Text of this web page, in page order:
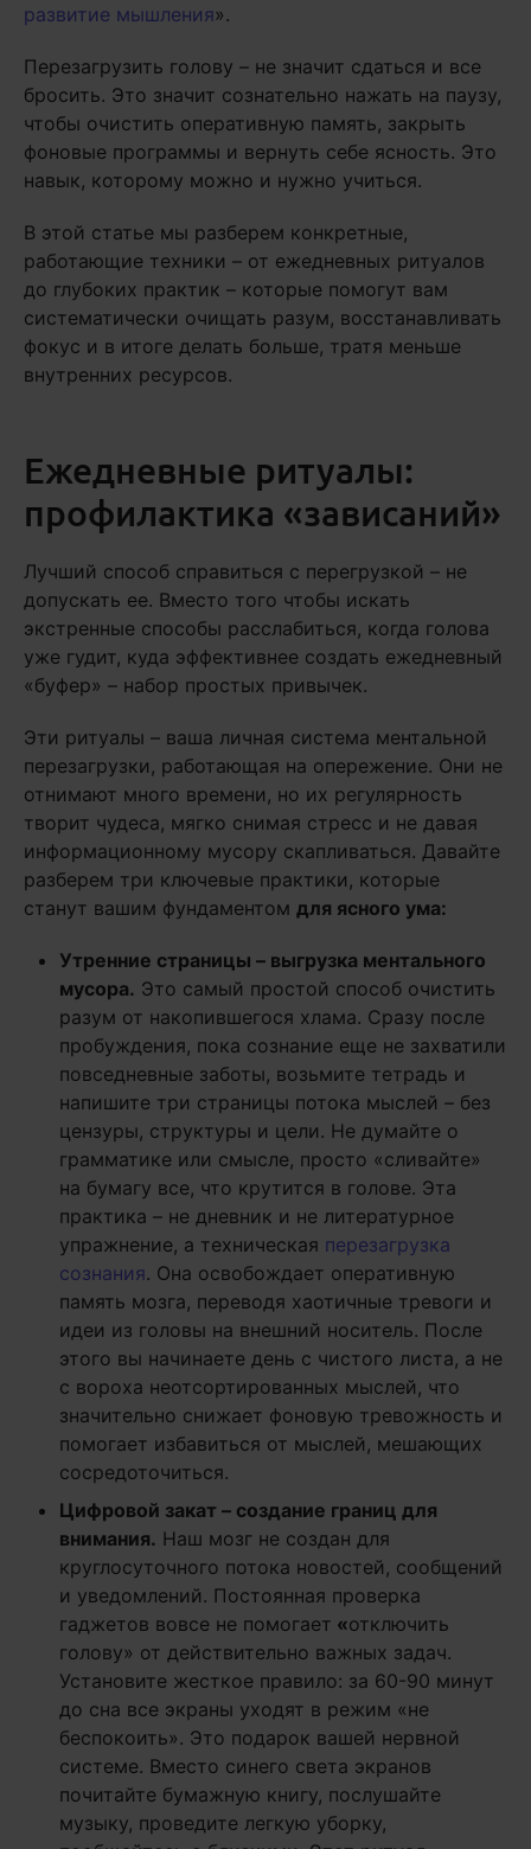
развитие мышления».
Перезагрузить голову – не значит сдаться и все
бросить. Это значит сознательно нажать на паузу,
чтобы очистить оперативную память, закрыть
фоновые программы и вернуть себе ясность. Это
навык, которому можно и нужно учиться.
В этой статье мы разберем конкретные,
работающие техники – от ежедневных ритуалов
до глубоких практик – которые помогут вам
систематически очищать разум, восстанавливать
фокус и в итоге делать больше, тратя меньше
внутренних ресурсов.
Ежедневные ритуалы:
профилактика «зависаний»
Лучший способ справиться с перегрузкой – не
допускать ее. Вместо того чтобы искать
экстренные способы расслабиться, когда голова
уже гудит, куда эффективнее создать ежедневный
«буфер» – набор простых привычек.
Эти ритуалы – ваша личная система ментальной
перезагрузки, работающая на опережение. Они не
отнимают много времени, но их регулярность
творит чудеса, мягко снимая стресс и не давая
информационному мусору скапливаться. Давайте
разберем три ключевые практики, которые
станут вашим фундаментом для ясного ума:
Утренние страницы – выгрузка ментального
мусора. Это самый простой способ очистить
разум от накопившегося хлама. Сразу после
пробуждения, пока сознание еще не захватили
повседневные заботы, возьмите тетрадь и
напишите три страницы потока мыслей – без
цензуры, структуры и цели. Не думайте о
грамматике или смысле, просто «сливайте»
на бумагу все, что крутится в голове. Эта
практика – не дневник и не литературное
упражнение, а техническая перезагрузка
сознания. Она освобождает оперативную
память мозга, переводя хаотичные тревоги и
идеи из головы на внешний носитель. После
этого вы начинаете день с чистого листа, а не
с вороха неотсортированных мыслей, что
значительно снижает фоновую тревожность и
помогает избавиться от мыслей, мешающих
сосредоточиться.
Цифровой закат – создание границ для
внимания. Наш мозг не создан для
круглосуточного потока новостей, сообщений
и уведомлений. Постоянная проверка
гаджетов вовсе не помогает «отключить
голову» от действительно важных задач.
Установите жесткое правило: за 60-90 минут
до сна все экраны уходят в режим «не
беспокоить». Это подарок вашей нервной
системе. Вместо синего света экранов
почитайте бумажную книгу, послушайте
музыку, проведите легкую уборку,